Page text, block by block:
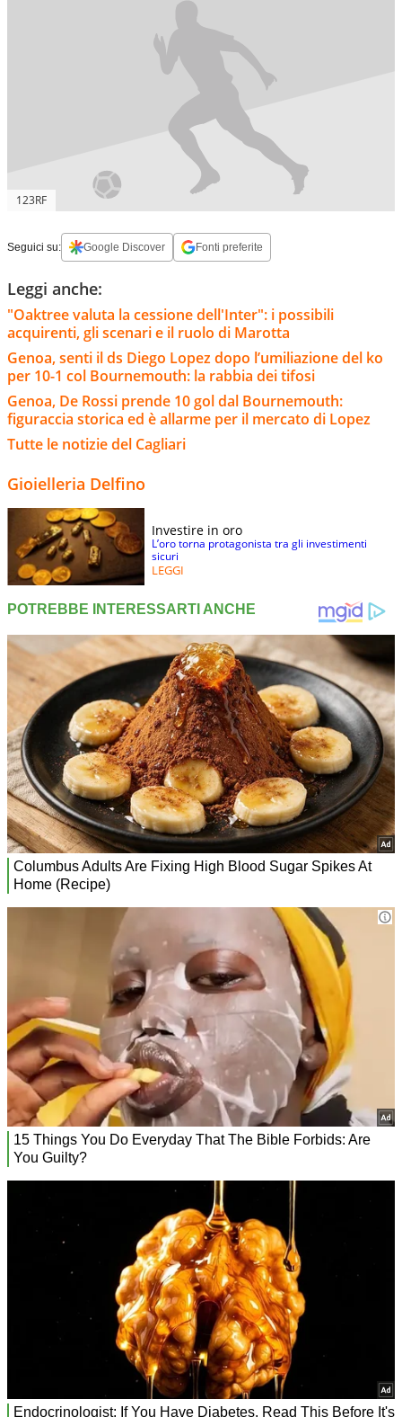
123RF
Seguici su: Google Discover Fonti preferite
Leggi anche:
"Oaktree valuta la cessione dell'Inter": i possibili
acquirenti, gli scenari e il ruolo di Marotta
Genoa, senti il ds Diego Lopez dopo l’umiliazione del ko
per 10-1 col Bournemouth: la rabbia dei tifosi
Genoa, De Rossi prende 10 gol dal Bournemouth:
figuraccia storica ed è allarme per il mercato di Lopez
Tutte le notizie del Cagliari
Gioielleria Delfino
Investire in oro
L’oro torna protagonista tra gli investimenti
sicuri
LEGGI